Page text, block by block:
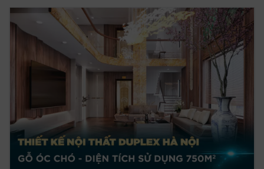
Kiểu dáng: Tủ bếp chữ I
Không gian phù hợp: Phù hợp với mọi không gian từ
biệt thự đến nhà phố
Được chế tác từ nguồn nguyên liệu gỗ óc chó tự nhiên
cao cấp, tủ bếp gỗ óc chó cao cấp ZTB 01 là minh
chứng cho sự kết hợp hoàn hảo giữa tay nghề thủ
công tinh xảo và công nghệ sản xuất hiện đại. Từng chi
tiết nhỏ trong thiết kế đều hướng đến sự tiện lợi và
tính ứng dụng cao, giúp bạn không chỉ sở hữu một
sản phẩm nội thất mà còn là một giải pháp tối ưu hóa